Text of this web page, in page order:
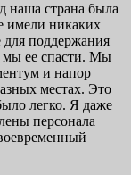
наша страна была
имели никаких
поддержания
мы ее спасти. Мы
и напор
местах. Это
легко. Я даже
персонала